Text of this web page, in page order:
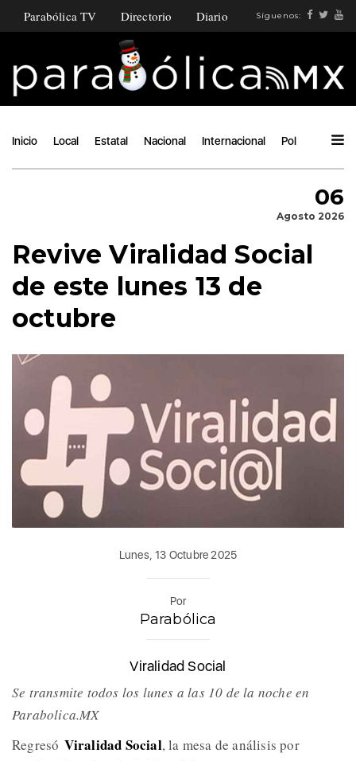
Parabólica TV Directorio Diario Síguenos:
Inicio Local Estatal Nacional Internacional Política
06
Agosto 2026
Revive Viralidad Social
de este lunes 13 de
octubre
Lunes, 13 Octubre 2025
Por
Parabólica
Viralidad Social
Se transmite todos los lunes a las 10 de la noche en
Parabolica.MX
Regresó Viralidad Social, la mesa de análisis por